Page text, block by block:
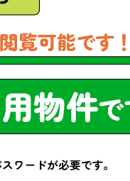
覧可能です！